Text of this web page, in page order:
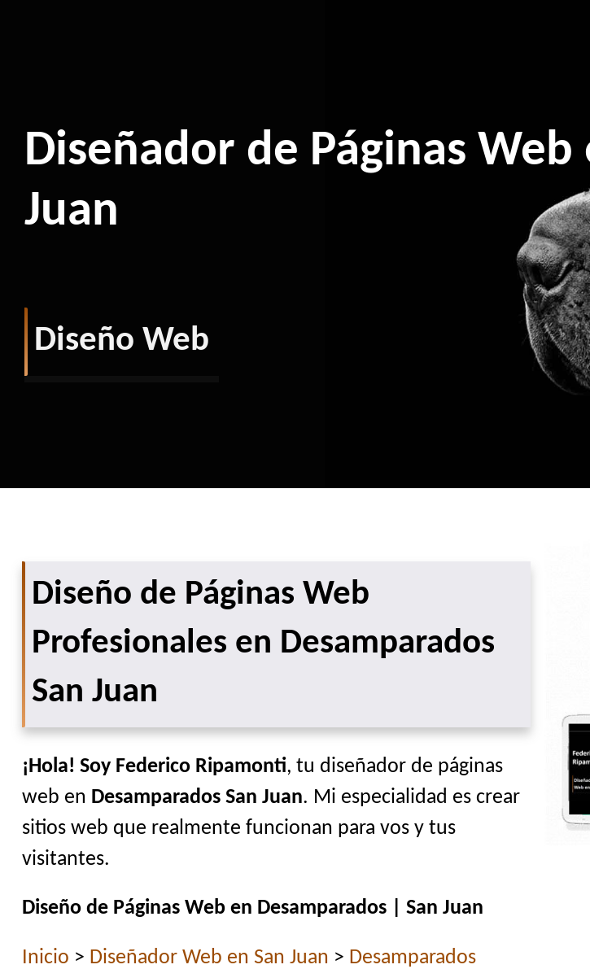
Diseñador de Páginas
Juan
Diseño Web
Diseño de Páginas Web
Profesionales en Desamparados
San Juan
¡Hola! Soy Federico Ripamonti, tu diseñador de páginas
web en Desamparados San Juan. Mi especialidad es crear
sitios web que realmente funcionan para vos y tus
visitantes.
Diseño de Páginas Web en Desamparados | San Juan
Inicio > Diseñador Web en San Juan > Desamparados